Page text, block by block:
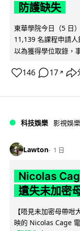
防護缺失
東華學院今日（5 日
11,139 名課程申請
以為獲得學位取錄，
146 17 ↗
科技娛樂 影視娛樂
Lawton 1 日
Nicolas
遺失未加密
【唔見未加密母帶
映的 Nicolas Cage